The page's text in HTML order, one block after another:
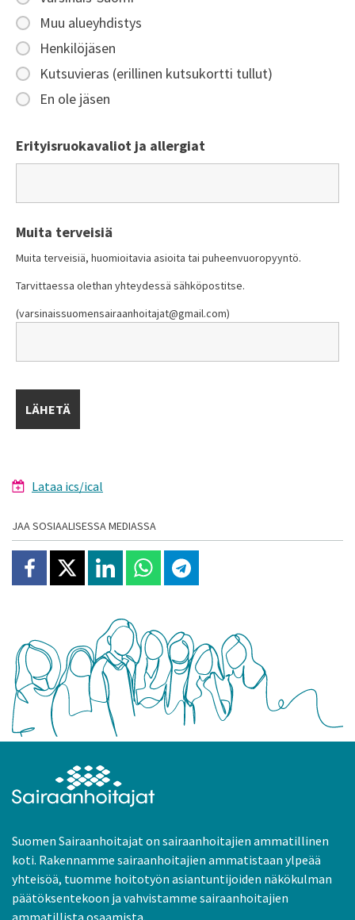
Muu alueyhdistys
Henkilöjäsen
Kutsuvieras (erillinen kutsukortti tullut)
En ole jäsen
Erityisruokavaliot ja allergiat
Muita terveisiä
Muita terveisiä, huomioitavia asioita tai puheenvuoropyyntö.
Tarvittaessa olethan yhteydessä sähköpostitse.
(varsinaissuomensairaanhoitajat@gmail.com)
Lataa ics/ical
JAA SOSIAALISESSA MEDIASSA
Jaa Facebookissa
Jaa X:ssäJaa Linkedinissä
Jaa Whatsappissa
Jaa Telegramissa
Suomen Sairaanhoitajat on sairaanhoitajien ammatillinen
koti. Rakennamme sairaanhoitajien ammatistaan ylpeää
yhteisöä, tuomme hoitotyön asiantuntijoiden näkökulman
päätöksentekoon ja vahvistamme sairaanhoitajien